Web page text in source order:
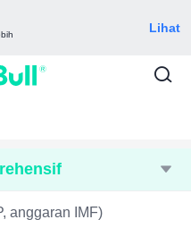
Lihat
anggaran IMF)